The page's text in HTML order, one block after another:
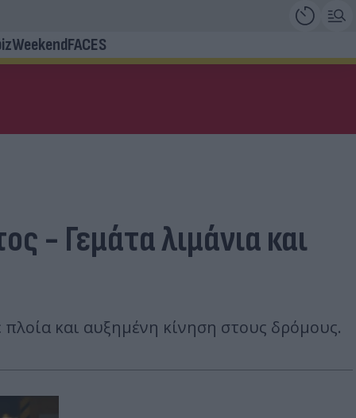
WeekendFACES
- Γεμάτα λιμάνια και
και αυξημένη κίνηση στους δρόμους.